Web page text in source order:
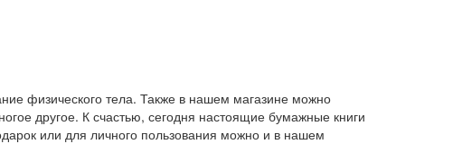
физического тела. Также в нашем магазине можно
другое. К счастью, сегодня настоящие бумажные книги
или для личного пользования можно и в нашем